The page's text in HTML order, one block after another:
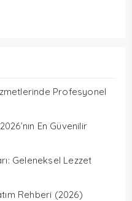
Profesyonel
En Güvenilir
Geleneksel Lezzet
Rehberi (2026)